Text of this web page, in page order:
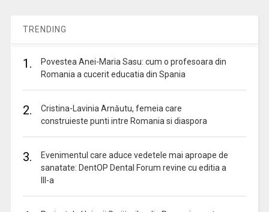
TRENDING
1.
Povestea Anei-Maria Sasu: cum o profesoara din
Romania a cucerit educatia din Spania
2.
Cristina-Lavinia Arnăutu, femeia care
construieste punti intre Romania si diaspora
3.
Evenimentul care aduce vedetele mai aproape de
sanatate: DentOP Dental Forum revine cu editia a
III-a